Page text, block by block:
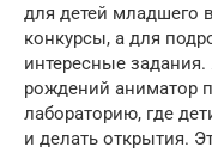
для детей младшего
конкурсы, а для
интересные
рождений аниматор
лабораторию, где
и делать открытия.